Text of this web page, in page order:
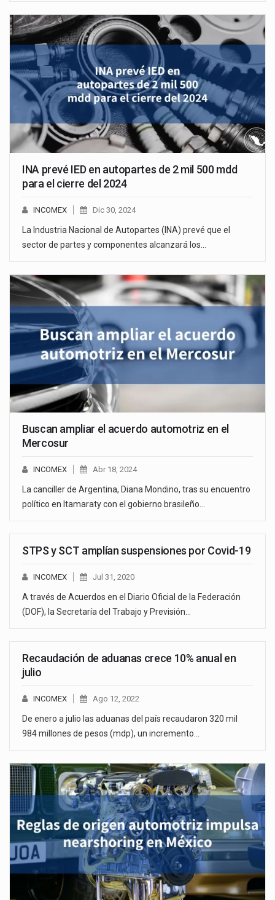
INA prevé IED en autopartes de 2 mil 500 mdd
para el cierre del 2024
INCOMEX Dic 30, 2024
La Industria Nacional de Autopartes (INA) prevé que el
sector de partes y componentes alcanzará los…
Buscan ampliar el acuerdo automotriz en el
Mercosur
INCOMEX Abr 18, 2024
La canciller de Argentina, Diana Mondino, tras su encuentro
político en Itamaraty con el gobierno brasileño…
STPS y SCT amplían suspensiones por Covid-19
INCOMEX Jul 31, 2020
A través de Acuerdos en el Diario Oficial de la Federación
(DOF), la Secretaría del Trabajo y Previsión…
Recaudación de aduanas crece 10% anual en
julio
INCOMEX Ago 12, 2022
De enero a julio las aduanas del país recaudaron 320 mil
984 millones de pesos (mdp), un incremento…